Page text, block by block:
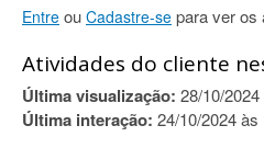
Entre ou Cadastre-se para ver os
Atividades do cliente
Última visualização: 28/10/
Última interação: 24/10/2024 às